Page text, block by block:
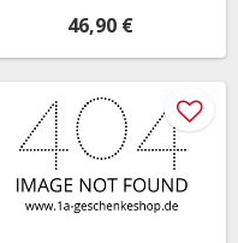
46,90 €